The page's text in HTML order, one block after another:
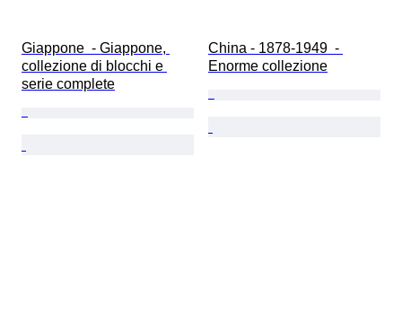
Giappone  - Giappone,
collezione di blocchi e
serie complete
China - 1878-1949  -
Enorme collezione